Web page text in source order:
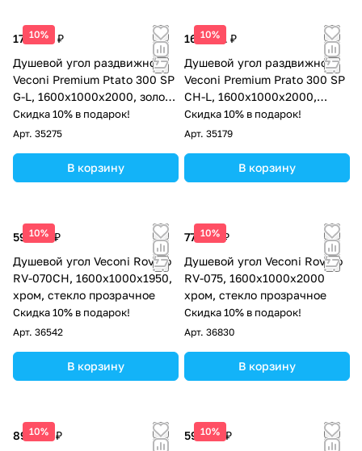
10%
178 051 ₽
Душевой угол раздвижной
Veconi Premium Ptato 300 SP
G-L, 1600х1000x2000, золото
брашированный, стекло
прозрачное
Скидка 10% в подарок!
Арт. 35275
В корзину
10%
165 691 ₽
Душевой угол раздвижной
Veconi Premium Prato 300 SP
CH-L, 1600х1000x2000,
хром, стекло прозрачное
Скидка 10% в подарок!
Арт. 35179
В корзину
10%
59 434 ₽
Душевой угол Veconi Rovigo
RV-070CH, 1600х1000х1950,
хром, стекло прозрачное
Скидка 10% в подарок!
Арт. 36542
В корзину
10%
77 962 ₽
Душевой угол Veconi Rovigo
RV-075, 1600х1000х2000
хром, стекло прозрачное
Скидка 10% в подарок!
Арт. 36830
В корзину
10%
89 004 ₽
10%
59 434 ₽